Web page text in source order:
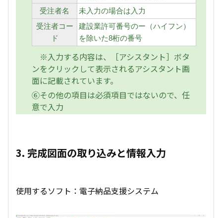
受注者名
未入力の場合は入力
受注者コー
ド
建設業許可番号のー（ハイフン）
を除いた8桁の番号
※入力する内容は、［アシスタント］ボタ
ンをクリックして表示されるアシスタント画
面に記載されています。
⑥その他の項目は必須項目ではないので、任
意で入力
3. 完成図面の取り込みと情報入力
使用するソフト：電子納品支援システム